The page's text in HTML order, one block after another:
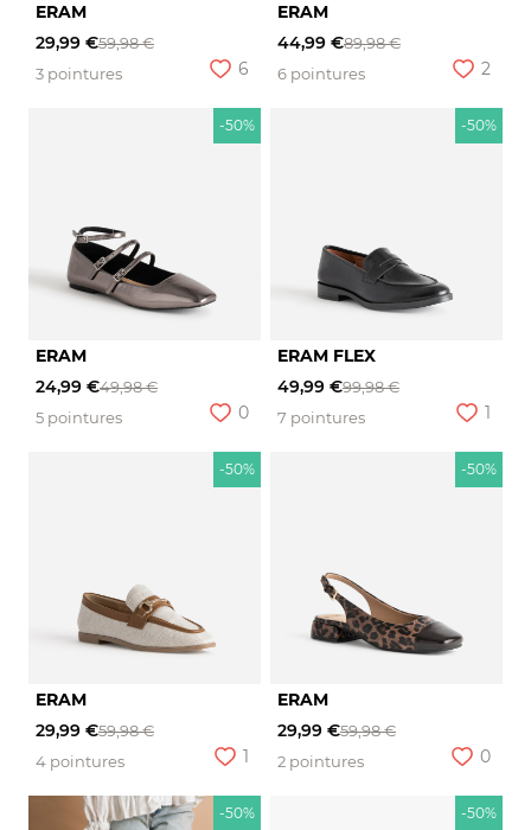
ERAM
29,99 €59,98 €
3 pointures
6
ERAM
44,99 €89,98 €
6 pointures
2
-50%
ERAM
24,99 €49,98 €
5 pointures
0
-50%
ERAM FLEX
49,99 €99,98 €
7 pointures
1
-50%
ERAM
29,99 €59,98 €
4 pointures
1
-50%
ERAM
29,99 €59,98 €
2 pointures
0
-50% -50%